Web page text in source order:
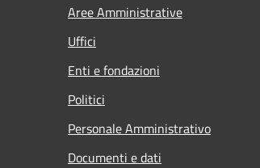
Aree Amministrative
Uffici
Enti e fondazioni
Politici
Personale Amministrativo
Documenti e dati